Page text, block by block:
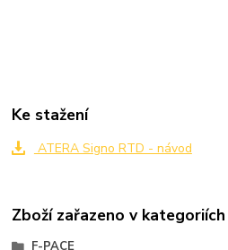
Ke stažení
ATERA Signo RTD - návod
Zboží zařazeno v kategoriích
F-PACE